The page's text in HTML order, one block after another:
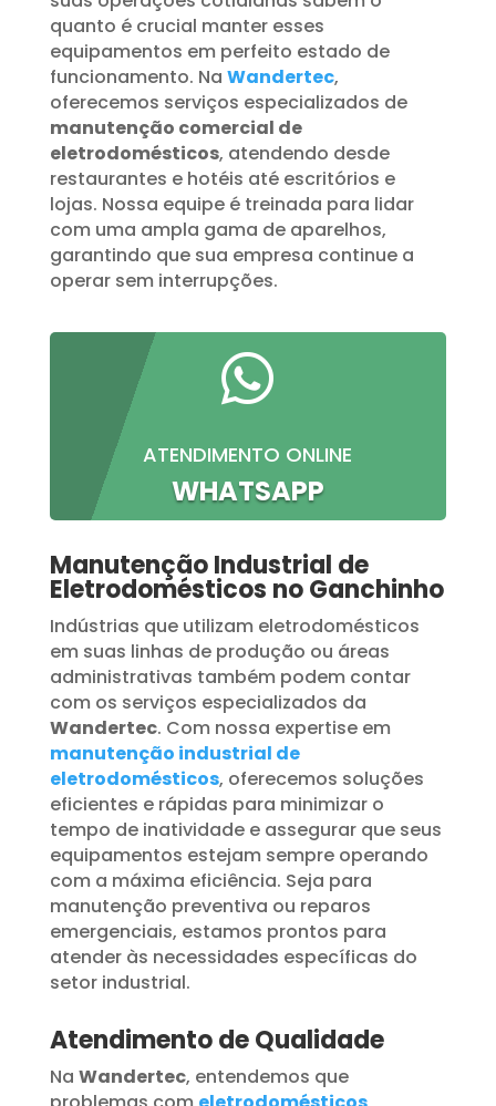
quanto é crucial manter esses
equipamentos em perfeito estado de
funcionamento. Na Wandertec,
oferecemos serviços especializados de
manutenção comercial de
eletrodomésticos, atendendo desde
restaurantes e hotéis até escritórios e
lojas. Nossa equipe é treinada para lidar
com uma ampla gama de aparelhos,
garantindo que sua empresa continue a
operar sem interrupções.

ATENDIMENTO ONLINE
WHATSAPP
Manutenção Industrial de
Eletrodomésticos no Ganchinho
Indústrias que utilizam eletrodomésticos
em suas linhas de produção ou áreas
administrativas também podem contar
com os serviços especializados da
Wandertec. Com nossa expertise em
manutenção industrial de
eletrodomésticos, oferecemos soluções
eficientes e rápidas para minimizar o
tempo de inatividade e assegurar que seus
equipamentos estejam sempre operando
com a máxima eficiência. Seja para
manutenção preventiva ou reparos
emergenciais, estamos prontos para
atender às necessidades específicas do
setor industrial.
Atendimento de Qualidade
Na Wandertec, entendemos que